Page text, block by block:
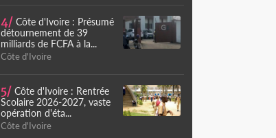
4/ Côte d'Ivoire : Présumé
détournement de 39
milliards de FCFA à la...
Côte d'Ivoire
5/ Côte d'Ivoire : Rentrée
Scolaire 2026-2027, vaste
opération d'éta...
Côte d'Ivoire